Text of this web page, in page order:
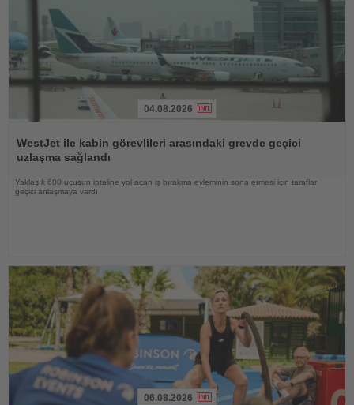
Oku
04.08.2026
WestJet ile kabin görevlileri arasındaki grevde geçici
uzlaşma sağlandı
Yaklaşık 600 uçuşun iptaline yol açan iş bırakma eyleminin sona ermesi için taraflar
geçici anlaşmaya vardı
06.08.2026